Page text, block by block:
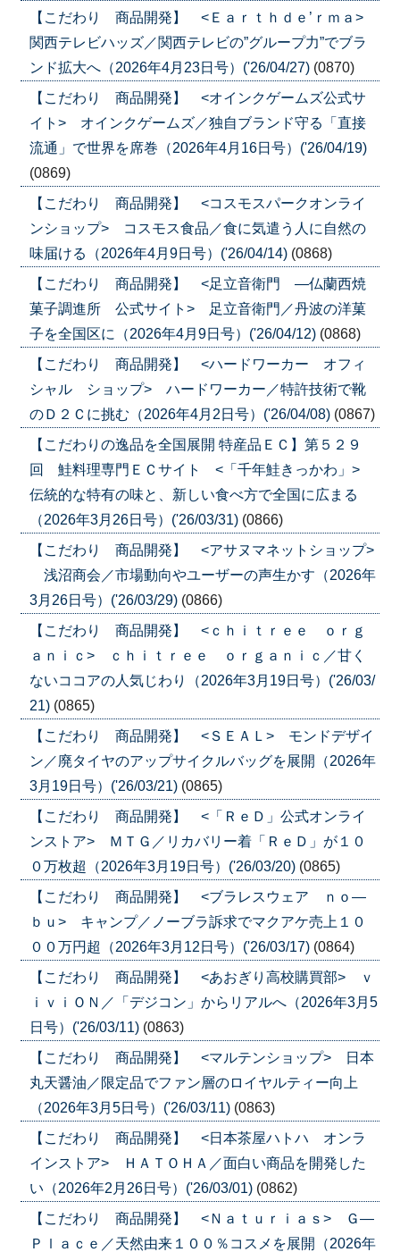
【こだわり 商品開発】 <Ｅａｒｔｈｄｅ’ｒｍａ>
関西テレビハッズ／関西テレビの”グループ力”でブラ
ンド拡大へ（2026年4月23日号）('26/04/27) (0870)
【こだわり 商品開発】 <オインクゲームズ公式サ
イト> オインクゲームズ／独自ブランド守る「直接
流通」で世界を席巻（2026年4月16日号）('26/04/19)
(0869)
【こだわり 商品開発】 <コスモスパークオンライ
ンショップ> コスモス食品／食に気遣う人に自然の
味届ける（2026年4月9日号）('26/04/14) (0868)
【こだわり 商品開発】 <足立音衛門 ―仏蘭西焼
菓子調進所 公式サイト> 足立音衛門／丹波の洋菓
子を全国区に（2026年4月9日号）('26/04/12) (0868)
【こだわり 商品開発】 <ハードワーカー オフィ
シャル ショップ> ハードワーカー／特許技術で靴
のＤ２Ｃに挑む（2026年4月2日号）('26/04/08) (0867)
【こだわりの逸品を全国展開 特産品ＥＣ】第５２９
回 鮭料理専門ＥＣサイト <「千年鮭きっかわ」>
伝統的な特有の味と、新しい食べ方で全国に広まる
（2026年3月26日号）('26/03/31) (0866)
【こだわり 商品開発】 <アサヌマネットショップ>
浅沼商会／市場動向やユーザーの声生かす（2026年
3月26日号）('26/03/29) (0866)
【こだわり 商品開発】 <ｃｈｉｔｒｅｅ ｏｒｇ
ａｎｉｃ> ｃｈｉｔｒｅｅ ｏｒｇａｎｉｃ／甘く
ないココアの人気じわり（2026年3月19日号）('26/03/
21) (0865)
【こだわり 商品開発】 <ＳＥＡＬ> モンドデザイ
ン／廃タイヤのアップサイクルバッグを展開（2026年
3月19日号）('26/03/21) (0865)
【こだわり 商品開発】 <「ＲｅＤ」公式オンライ
ンストア> ＭＴＧ／リカバリー着「ＲｅＤ」が１０
０万枚超（2026年3月19日号）('26/03/20) (0865)
【こだわり 商品開発】 <ブラレスウェア ｎｏ―
ｂｕ> キャンプ／ノーブラ訴求でマクアケ売上１０
００万円超（2026年3月12日号）('26/03/17) (0864)
【こだわり 商品開発】 <あおぎり高校購買部> ｖ
ｉｖｉＯＮ／「デジコン」からリアルへ（2026年3月5
日号）('26/03/11) (0863)
【こだわり 商品開発】 <マルテンショップ> 日本
丸天醤油／限定品でファン層のロイヤルティー向上
（2026年3月5日号）('26/03/11) (0863)
【こだわり 商品開発】 <日本茶屋ハトハ オンラ
インストア> ＨＡＴＯＨＡ／面白い商品を開発した
い（2026年2月26日号）('26/03/01) (0862)
【こだわり 商品開発】 <Ｎａｔｕｒｉａｓ> Ｇ―
Ｐｌａｃｅ／天然由来１００％コスメを展開（2026年